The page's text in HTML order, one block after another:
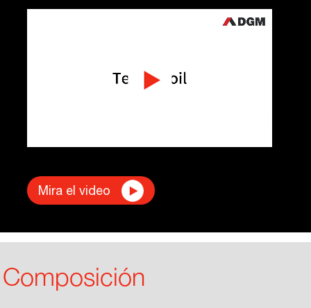
Mira el video
Composición